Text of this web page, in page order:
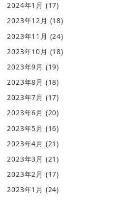
2024年1月 (17)
2023年12月 (18)
2023年11月 (24)
2023年10月 (18)
2023年9月 (19)
2023年8月 (18)
2023年7月 (17)
2023年6月 (20)
2023年5月 (16)
2023年4月 (21)
2023年3月 (21)
2023年2月 (17)
2023年1月 (24)